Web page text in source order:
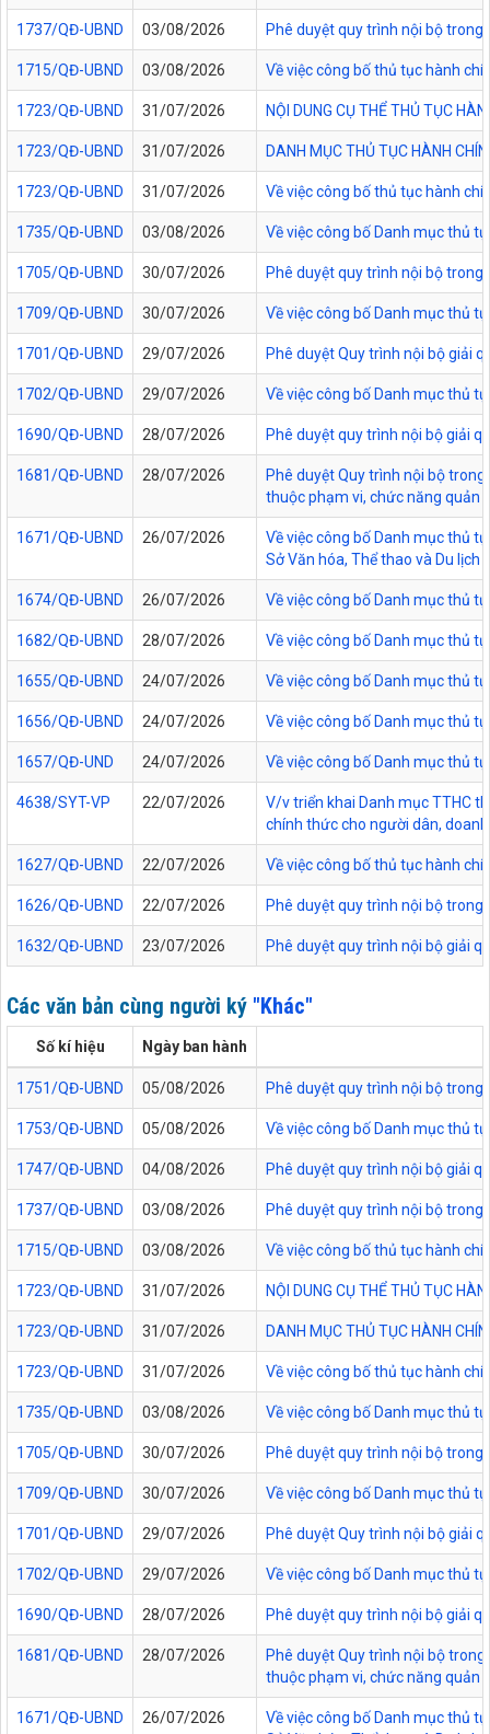
1737/QĐ-UBND 03/08/2026 Phê duyệt quy trình nội bộ
1715/QĐ-UBND 03/08/2026 Về việc công bố thủ tục hành
1723/QĐ-UBND 31/07/2026 NỘI DUNG CỤ THỂ THỦ TỤC
1723/QĐ-UBND 31/07/2026 DANH MỤC THỦ TỤC HÀNH
1723/QĐ-UBND 31/07/2026 Về việc công bố thủ tục hành
1735/QĐ-UBND 03/08/2026 Về việc công bố Danh mục thủ
1705/QĐ-UBND 30/07/2026 Phê duyệt quy trình nội bộ
1709/QĐ-UBND 30/07/2026 Về việc công bố Danh mục thủ
1701/QĐ-UBND 29/07/2026 Phê duyệt Quy trình nội bộ giải
1702/QĐ-UBND 29/07/2026 Về việc công bố Danh mục thủ
1690/QĐ-UBND 28/07/2026 Phê duyệt quy trình nội bộ giải
1681/QĐ-UBND 28/07/2026
Phê duyệt Quy trình nội bộ
thuộc phạm vi, chức năng quản
1671/QĐ-UBND 26/07/2026
Về việc công bố Danh mục thủ
Sở Văn hóa, Thể thao và Du lịch
1674/QĐ-UBND 26/07/2026 Về việc công bố Danh mục thủ
1682/QĐ-UBND 28/07/2026 Về việc công bố Danh mục thủ
1655/QĐ-UBND 24/07/2026 Về việc công bố Danh mục thủ
1656/QĐ-UBND 24/07/2026 Về việc công bố Danh mục thủ
1657/QĐ-UND 24/07/2026 Về việc công bố Danh mục thủ
4638/SYT-VP 22/07/2026
V/v triển khai Danh mục TTHC
chính thức cho người dân,
1627/QĐ-UBND 22/07/2026 Về việc công bố thủ tục hành
1626/QĐ-UBND 22/07/2026 Phê duyệt quy trình nội bộ trong
1632/QĐ-UBND 23/07/2026 Phê duyệt quy trình nội bộ giải
Các văn bản cùng người ký "Khác"
Số kí hiệu Ngày ban hành
1751/QĐ-UBND 05/08/2026 Phê duyệt quy trình nội bộ
1753/QĐ-UBND 05/08/2026 Về việc công bố Danh mục thủ
1747/QĐ-UBND 04/08/2026 Phê duyệt quy trình nội bộ giải
1737/QĐ-UBND 03/08/2026 Phê duyệt quy trình nội bộ
1715/QĐ-UBND 03/08/2026 Về việc công bố thủ tục hành
1723/QĐ-UBND 31/07/2026 NỘI DUNG CỤ THỂ THỦ TỤC
1723/QĐ-UBND 31/07/2026 DANH MỤC THỦ TỤC HÀNH
1723/QĐ-UBND 31/07/2026 Về việc công bố thủ tục hành
1735/QĐ-UBND 03/08/2026 Về việc công bố Danh mục thủ
1705/QĐ-UBND 30/07/2026 Phê duyệt quy trình nội bộ
1709/QĐ-UBND 30/07/2026 Về việc công bố Danh mục thủ
1701/QĐ-UBND 29/07/2026 Phê duyệt Quy trình nội bộ giải
1702/QĐ-UBND 29/07/2026 Về việc công bố Danh mục thủ
1690/QĐ-UBND 28/07/2026 Phê duyệt quy trình nội bộ giải
1681/QĐ-UBND 28/07/2026
Phê duyệt Quy trình nội bộ
thuộc phạm vi, chức năng quản
1671/QĐ-UBND 26/07/2026
Về việc công bố Danh mục thủ